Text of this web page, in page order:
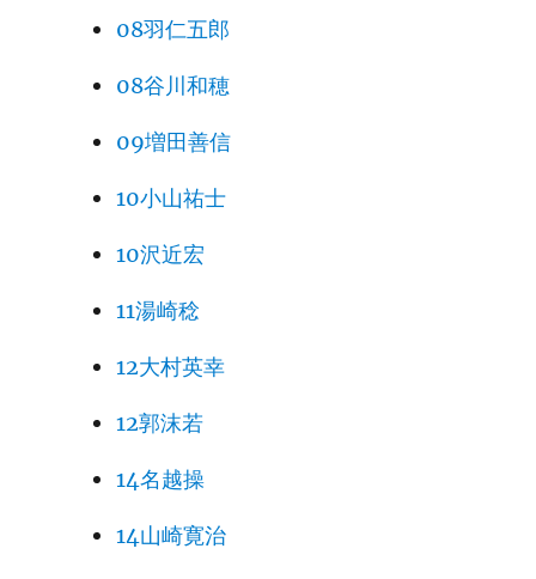
08羽仁五郎
08谷川和穂
09増田善信
10小山祐士
10沢近宏
11湯崎稔
12大村英幸
12郭沫若
14名越操
14山崎寛治